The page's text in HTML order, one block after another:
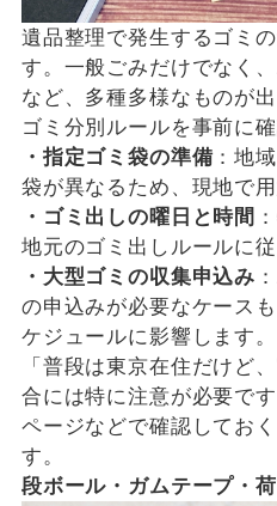
遺品整理で発生するゴミ
す。一般ごみだけでなく
など、多種多様なものが
ゴミ分別ルールを事前に
・指定ゴミ袋の準備：地
袋が異なるため、現地で
・ゴミ出しの曜日と時間
地元のゴミ出しルールに
・大型ゴミの収集申込み
の申込みが必要なケース
ケジュールに影響します。
「普段は東京在住だけど
合には特に注意が必要で
ページなどで確認してお
す。
段ボール・ガムテープ・